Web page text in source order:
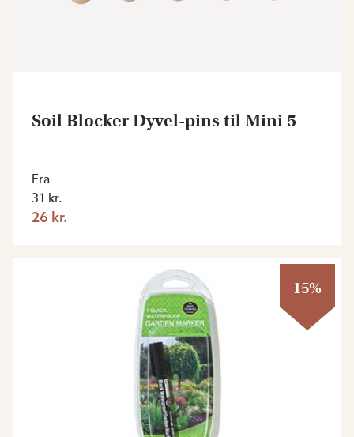
Soil Blocker Dyvel-pins til Mini 5
Fra
31 kr.
26 kr.
15%